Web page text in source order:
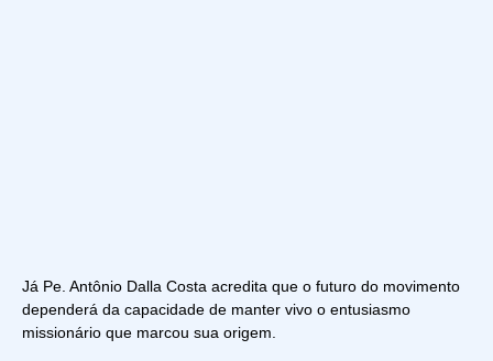
Já Pe. Antônio Dalla Costa acredita que o futuro do movimento
dependerá da capacidade de manter vivo o entusiasmo
missionário que marcou sua origem.